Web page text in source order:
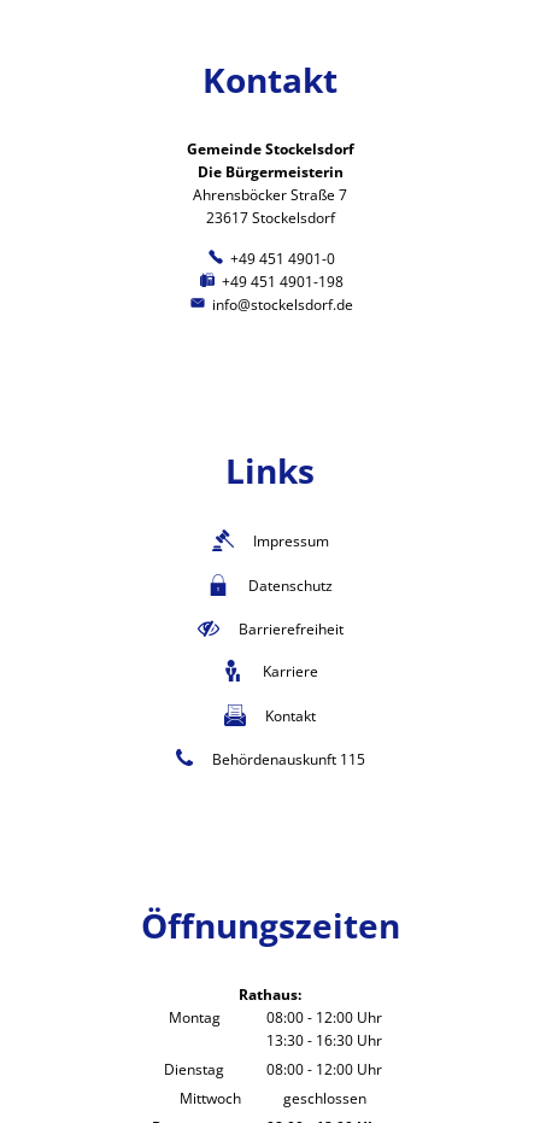
Kontakt
Gemeinde Stockelsdorf
Die Bürgermeisterin
Ahrensböcker Straße 7
23617 Stockelsdorf
+49 451 4901-0
+49 451 4901-198
info@stockelsdorf.de
Links
Impressum
Datenschutz
Barrierefreiheit
Karriere
Kontakt
Behördenauskunft 115
Öffnungszeiten
Rathaus:
Montag
08:00- 12:00 Uhr
Von 08:00 bis 12:00 Uhr
13:30- 16:30 Uhr
Von 13:30 bis 16:30 Uhr
Dienstag 08:00- 12:00 Uhr
Von 08:00 bis 12:00 Uhr
Mittwoch
geschlossen